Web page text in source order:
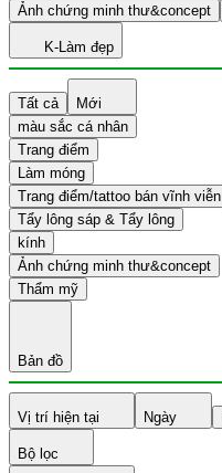
Ảnh chứng minh thư&concept
K-Làm đẹp
Tất cả
Mới
màu sắc cá nhân
Trang điểm
Làm móng
Trang điểm/tattoo bán vĩnh viễn
Tẩy lông sáp & Tẩy lông
kính
Ảnh chứng minh thư&concept
Thẩm mỹ
Bản đồ
Vị trí hiện tại Ngày
Bộ lọc